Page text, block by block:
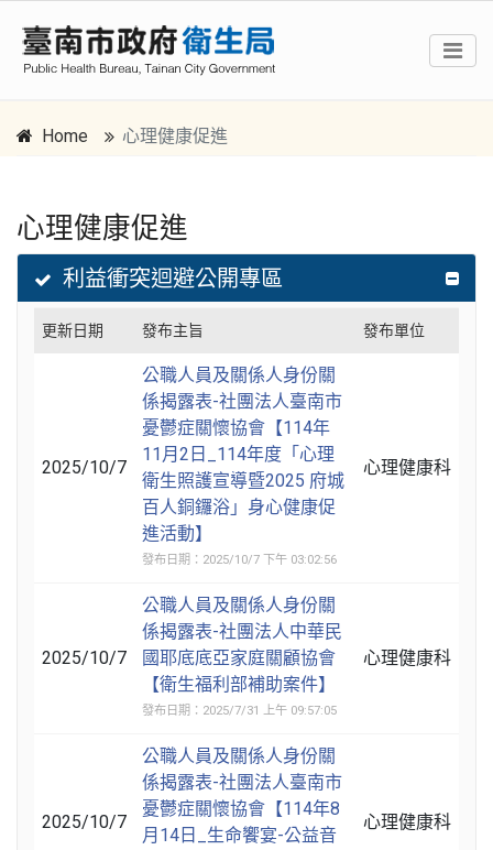
Home 心理健康促進
跳到主要內容區塊
心理健康促進
利益衝突迴避公開專區
更新日期 發布主旨 發布單位
2025/10/7
公職人員及關係人身份關
係揭露表-社團法人臺南市
憂鬱症關懷協會【114年
11月2日_114年度「心理
衛生照護宣導暨2025 府城
百人銅鑼浴」身心健康促
進活動】
發布日期：2025/10/7 下午 03:02:56
心理健康科
2025/10/7
公職人員及關係人身份關
係揭露表-社團法人中華民
國耶底底亞家庭關顧協會
【衛生福利部補助案件】
發布日期：2025/7/31 上午 09:57:05
心理健康科
2025/10/7
公職人員及關係人身份關
係揭露表-社團法人臺南市
憂鬱症關懷協會【114年8
月14日_生命饗宴-公益音
心理健康科